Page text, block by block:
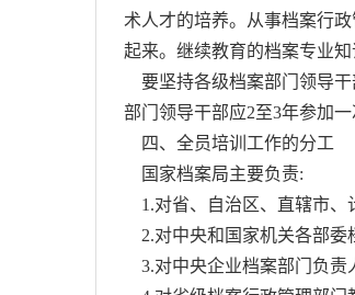
术人才的培养。从事档案行
起来。继续教育的档案专业知
要坚持各级档案部门领导干
部门领导干部应2至3年参加
四、全员培训工作的分工
国家档案局主要负责:
1.对省、自治区、直辖市、
2.对中央和国家机关各部委
3.对中央企业档案部门负责